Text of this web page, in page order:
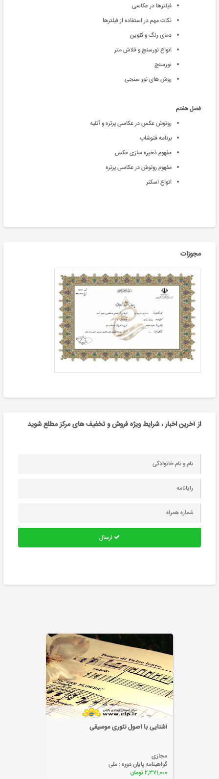
فیلترها در عکاسی
نکات مهم در استفاده از فیلترها
دمای رنگ و کلوین
انواع نورسنج و فلاش متر
نورسنج
روش های نور سنجی
فصل هفتم
روتوش عکس در عکاسی پرتره و آتلیه
برنامه فتوشاپ
مفهوم ذخیره سازی عکس
مفهوم روتوش در عکاسی پرتره
انواع اسکنر
مجوزات
از آخرین اخبار ، شرایط ویژه فروش و تخفیف های مرکز مطلع شوید
ارسال
آشنایی با اصول تئوری موسیقی
مجازی
گواهینامه پایان دوره : ملی
۲,۳۷۱,۰۰۰ تومان